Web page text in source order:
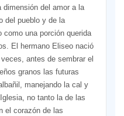
del amor a la
del pueblo y de la
una porción querida
El hermano Eliseo nació
antes de sembrar el
granos las futuras
manejando la cal y
no tanto la de las
el corazón de las